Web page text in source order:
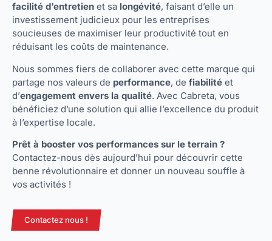
facilité d’entretien et sa longévité, faisant d’elle un
investissement judicieux pour les entreprises
soucieuses de maximiser leur productivité tout en
réduisant les coûts de maintenance.
Nous sommes fiers de collaborer avec cette marque qui
partage nos valeurs de performance, de fiabilité et
d’engagement envers la qualité. Avec Cabreta, vous
bénéficiez d’une solution qui allie l’excellence du produit
à l’expertise locale.
Prêt à booster vos performances sur le terrain ?
Contactez-nous dès aujourd’hui pour découvrir cette
benne révolutionnaire et donner un nouveau souffle à
vos activités !
Contactez nous !